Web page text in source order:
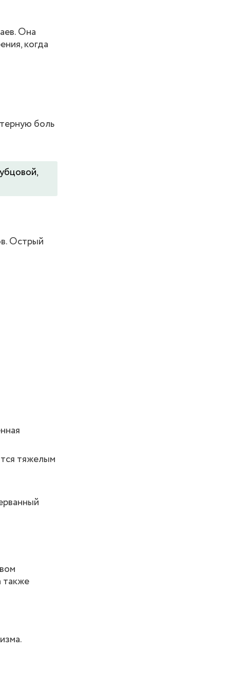
Она
когда
боль
Острый
тяжелым
также